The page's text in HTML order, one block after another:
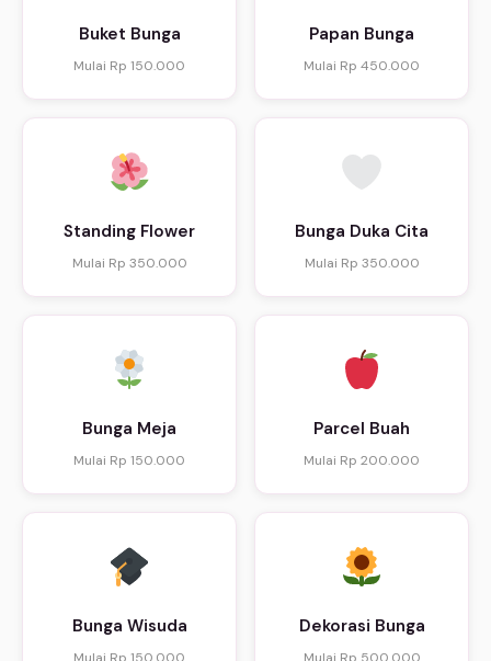
Buket Bunga
Mulai Rp 150.000
Papan Bunga
Mulai Rp 450.000
Standing Flower
Mulai Rp 350.000
Bunga Duka Cita
Mulai Rp 350.000
Bunga Meja
Mulai Rp 150.000
Parcel Buah
Mulai Rp 200.000
Bunga Wisuda Dekorasi Bunga